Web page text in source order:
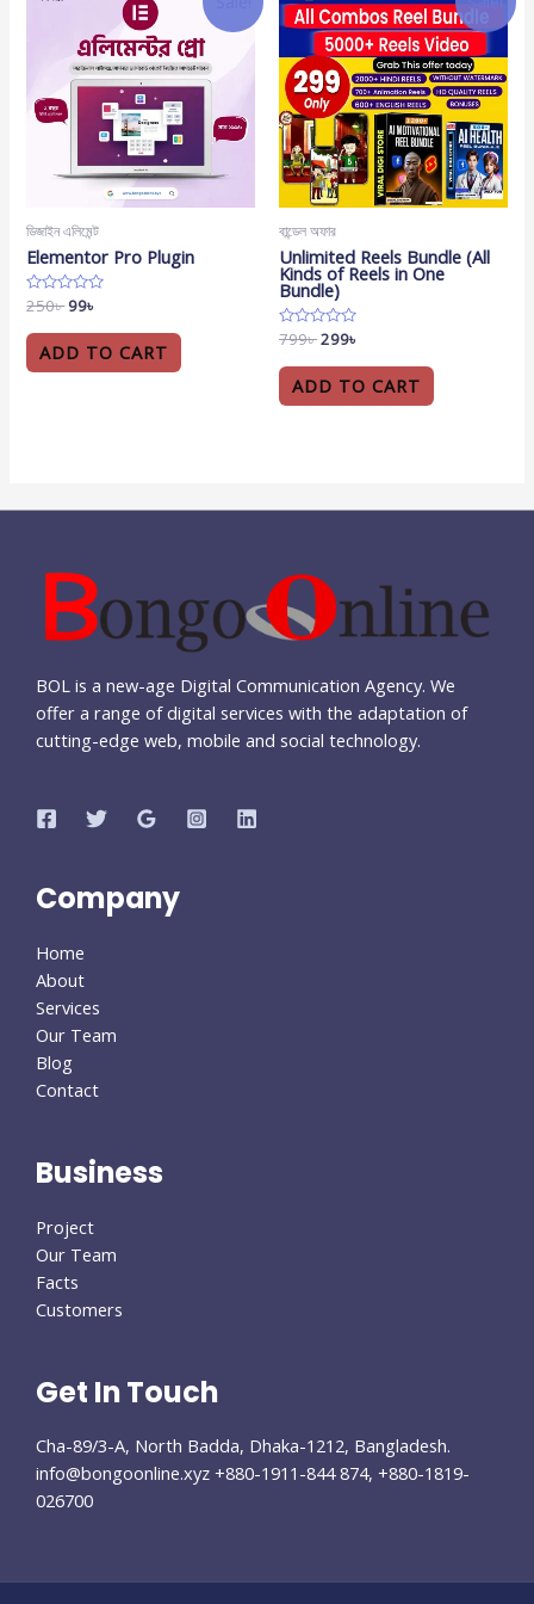
ডিজাইন এলিমেন্ট
Elementor Pro Plugin
Rated
out
250৳99৳
ADD TO CART
বান্ডেল অফার
Unlimited Reels Bundle (All
Kinds of Reels in One
Bundle)
Rated
out
799৳299৳
ADD TO CART
BOL is a new-age Digital Communication Agency. We
offer a range of digital services with the adaptation of
cutting-edge web, mobile and social technology.
Company
Home
About
Services
Our Team
Blog
Contact
Business
Project
Our Team
Facts
Customers
Get In Touch
Cha-89/3-A, North Badda, Dhaka-1212, Bangladesh.
info@bongoonline.xyz​ +880-1911-844 874, +880-1819-
026700